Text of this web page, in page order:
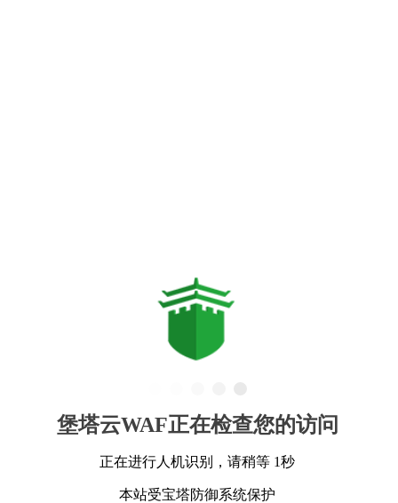
堡塔云WAF正在检查您的访问
正在进行人机识别，请稍等 1秒
本站受宝塔防御系统保护